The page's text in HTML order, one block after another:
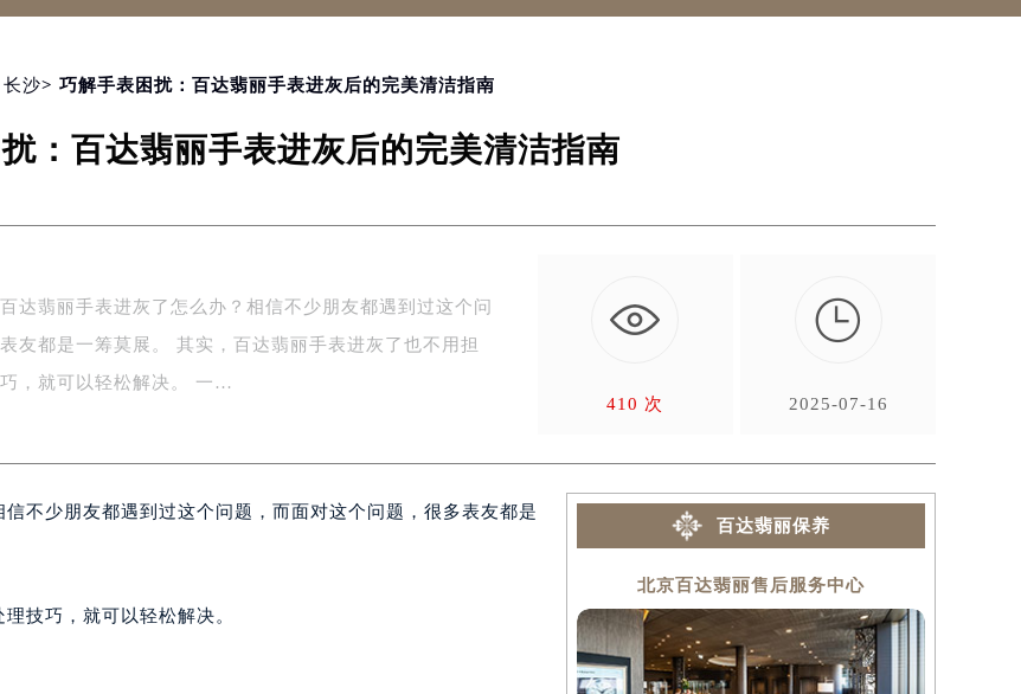
心写字楼D座11层1102室（北京总部）（需提前预约）
写字楼26层2603室（需提前预约）
字楼8层806室（需提前预约）
1号楼16层1604室（需提前预约）
塔写字楼（华润万象城）17层1706室（需提前预约）
楼20层2009室（需提前预约）
写字楼A座13层1304室（需提前预约）
字楼A塔7层704室（需提前预约）
17层1701室（需提前预约）
长沙> 巧解手表困扰：百达翡丽手表进灰后的完美清洁指南
：百达翡丽手表进灰后的完美清洁指南
达翡丽手表进灰了怎么办？相信不少朋友都遇到过这个问
友都是一筹莫展。 其实，百达翡丽手表进灰了也不用担
，就可以轻松解决。 一…
410 次

2025-07-16
不少朋友都遇到过这个问题，而面对这个问题，很多表友都是
技巧，就可以轻松解决。
百达翡丽保养
北京百达翡丽售后服务中心